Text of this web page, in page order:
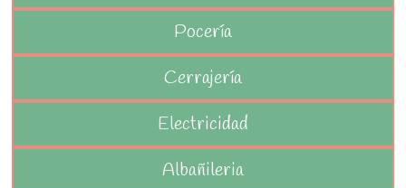
Pocería
Cerrajería
Electricidad
Albañileria